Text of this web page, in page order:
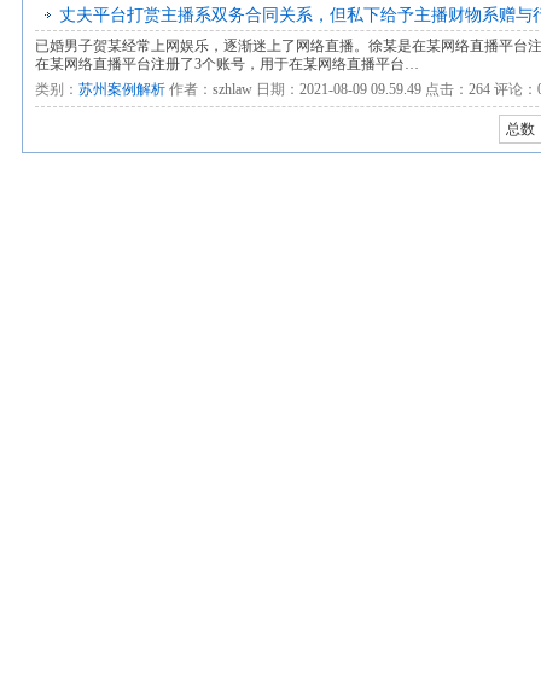
丈夫平台打赏主播系双务合同关系，但私下给予主播财物系赠与
已婚男子贺某经常上网娱乐，逐渐迷上了网络直播。徐某是在某网络直播平
在某网络直播平台注册了3个账号，用于在某网络直播平台…
类别： 苏州案例解析 作者： szhlaw 日期： 2021-08-09 09.59.49 点击： 264 评论：
总数